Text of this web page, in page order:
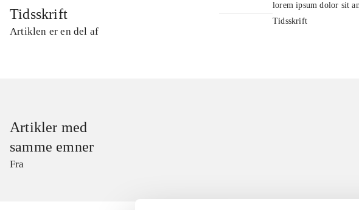
Tidsskrift
Artiklen er en del af
lorem ipsum dolor sit
Tidsskrift
Artikler med
samme emner
Fra